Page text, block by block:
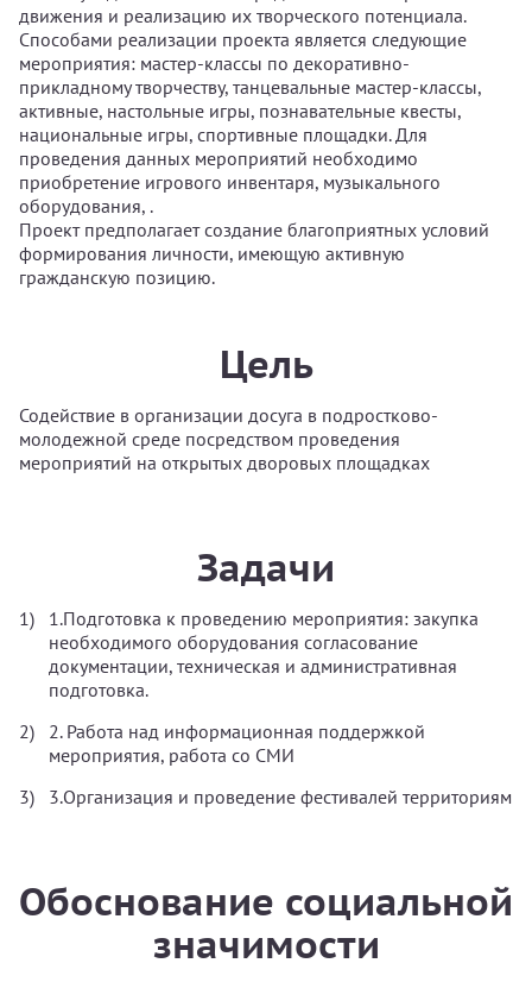
движения и реализацию их творческого потенциала.
Способами реализации проекта является следующие
мероприятия: мастер-классы по декоративно-
прикладному творчеству, танцевальные мастер-классы,
активные, настольные игры, познавательные квесты,
национальные игры, спортивные площадки. Для
проведения данных мероприятий необходимо
приобретение игрового инвентаря, музыкального
оборудования, .
Проект предполагает создание благоприятных условий
формирования личности, имеющую активную
гражданскую позицию.
Цель
Содействие в организации досуга в подростково-
молодежной среде посредством проведения
мероприятий на открытых дворовых площадках
Задачи
1.Подготовка к проведению мероприятия: закупка
необходимого оборудования согласование
документации, техническая и административная
подготовка.
2. Работа над информационная поддержкой
мероприятия, работа со СМИ
3.Организация и проведение фестивалей территориям
Обоснование социальной
значимости